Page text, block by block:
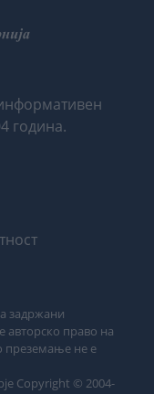
година.
задржани
авторско право на
преземање не е
Copyright © 2004-